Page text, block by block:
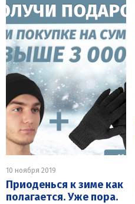
10 ноября 2019
Приоденься к зиме как
полагается. Уже пора.